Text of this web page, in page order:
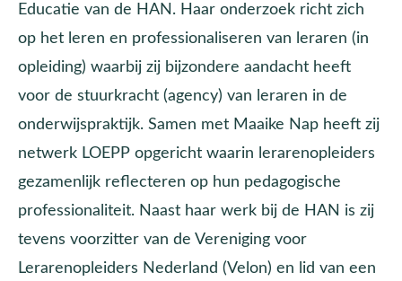
Educatie van de HAN. Haar onderzoek richt zich
op het leren en professionaliseren van leraren (in
opleiding) waarbij zij bijzondere aandacht heeft
voor de stuurkracht (agency) van leraren in de
onderwijspraktijk. Samen met Maaike Nap heeft zij
netwerk LOEPP opgericht waarin lerarenopleiders
gezamenlijk reflecteren op hun pedagogische
professionaliteit. Naast haar werk bij de HAN is zij
tevens voorzitter van de Vereniging voor
Lerarenopleiders Nederland (Velon) en lid van een